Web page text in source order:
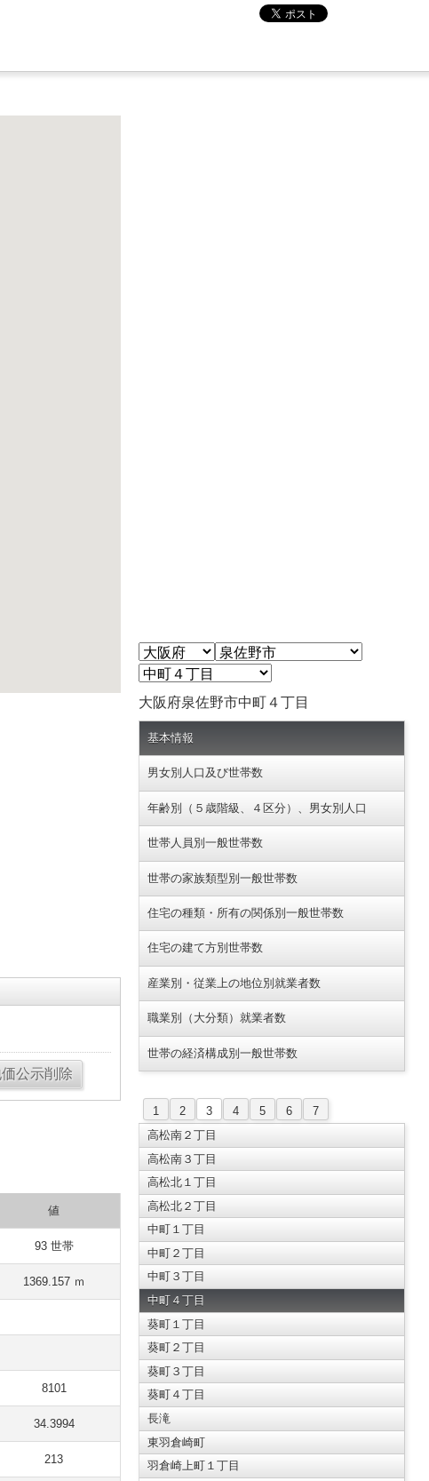
値
93 世帯
1369.157 ｍ
8101
34.3994
213
大阪府泉佐野市中町４丁目
基本情報
男女別人口及び世帯数
年齢別（５歳階級、４区分）、男女別人口
世帯人員別一般世帯数
世帯の家族類型別一般世帯数
住宅の種類・所有の関係別一般世帯数
住宅の建て方別世帯数
産業別・従業上の地位別就業者数
職業別（大分類）就業者数
世帯の経済構成別一般世帯数
1 2 3 4 5 6
7
高松南２丁目
高松南３丁目
高松北１丁目
高松北２丁目
中町１丁目
中町２丁目
中町３丁目
中町４丁目
葵町１丁目
葵町２丁目
葵町３丁目
葵町４丁目
長滝
東羽倉崎町
羽倉崎上町１丁目